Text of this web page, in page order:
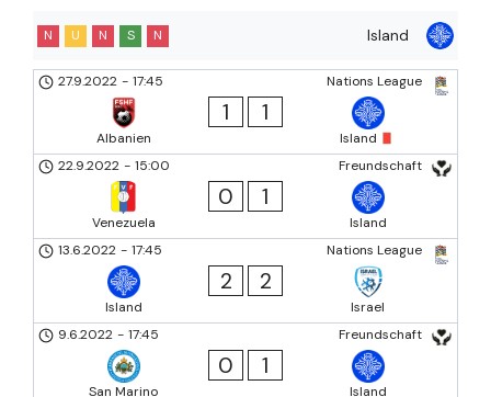
Island
N U N S N
Nations League
27.9.2022 - 17:45
Albanien
1 1
Island
Freundschaft
22.9.2022 - 15:00
Venezuela
0 1
Island
Nations League
13.6.2022 - 17:45
Island
2 2
Israel
Freundschaft
9.6.2022 - 17:45
San Marino
0 1
Island